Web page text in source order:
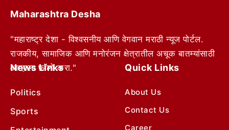
Maharashtra Desha
"महाराष्ट्र देशा - विश्वसनीय आणि वेगवान मराठी न्यूज पोर्टल.
राजकीय, सामाजिक आणि मनोरंजन क्षेत्रातील अचूक बातम्यांसाठी
आम्हाला फॉलो करा."
News Links
Politics
Sports
Quick Links
About Us
Contact Us
Career